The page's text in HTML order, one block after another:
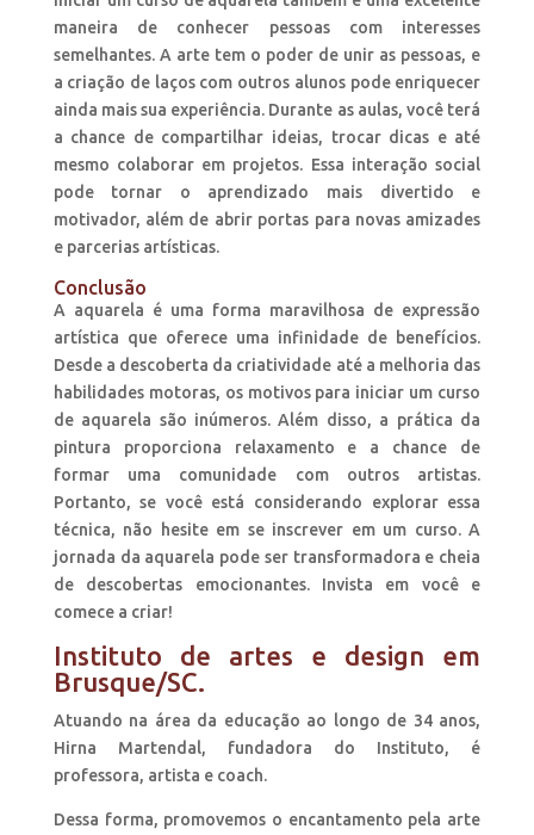
maneira de conhecer pessoas com interesses
semelhantes. A arte tem o poder de unir as pessoas, e
a criação de laços com outros alunos pode enriquecer
ainda mais sua experiência. Durante as aulas, você terá
a chance de compartilhar ideias, trocar dicas e até
mesmo colaborar em projetos. Essa interação social
pode tornar o aprendizado mais divertido e
motivador, além de abrir portas para novas amizades
e parcerias artísticas.
Conclusão
A aquarela é uma forma maravilhosa de expressão
artística que oferece uma infinidade de benefícios.
Desde a descoberta da criatividade até a melhoria das
habilidades motoras, os motivos para iniciar um curso
de aquarela são inúmeros. Além disso, a prática da
pintura proporciona relaxamento e a chance de
formar uma comunidade com outros artistas.
Portanto, se você está considerando explorar essa
técnica, não hesite em se inscrever em um curso. A
jornada da aquarela pode ser transformadora e cheia
de descobertas emocionantes. Invista em você e
comece a criar!
Instituto de artes e design em
Brusque/SC.
Atuando na área da educação ao longo de 34 anos,
Hirna Martendal, fundadora do Instituto, é
professora, artista e coach.
Dessa forma, promovemos o encantamento pela arte